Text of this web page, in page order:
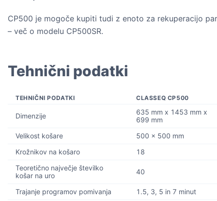
CP500 je mogoče kupiti tudi z enoto za rekuperacijo
– več o modelu CP500SR.
Tehnični podatki
TEHNIČNI PODATKI CLASSEQ CP500
Dimenzije
635 mm x 1453 mm x
699 mm
Velikost košare
500 x 500 mm
Krožnikov na košaro
18
Teoretično največje številko
košar na uro
40
Trajanje programov pomivanja 1.5, 3, 5 in 7 minut